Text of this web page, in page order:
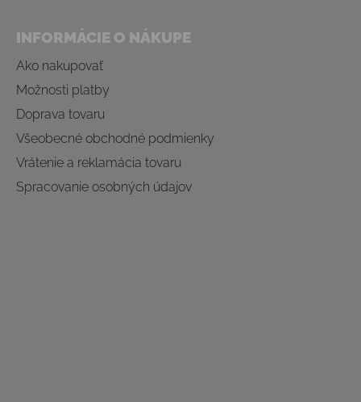
INFORMÁCIE O NÁKUPE
Ako nakupovať
Možnosti platby
Doprava tovaru
Všeobecné obchodné podmienky
Vrátenie a reklamácia tovaru
Spracovanie osobných údajov